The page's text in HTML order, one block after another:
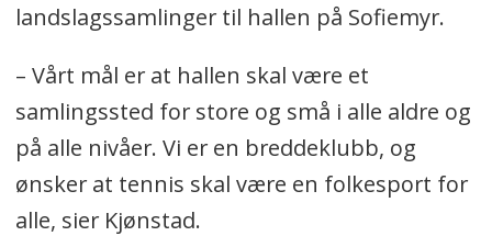
landslagssamlinger til hallen på Sofiemyr.
– Vårt mål er at hallen skal være et
samlingssted for store og små i alle aldre og
på alle nivåer. Vi er en breddeklubb, og
ønsker at tennis skal være en folkesport for
alle, sier Kjønstad.